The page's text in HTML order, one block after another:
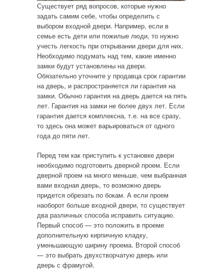
Существует ряд вопросов, которые нужно
задать самим себе, чтобы определить с
выбором входной двери. Например, если в
семье есть дети или пожилые люди, то нужно
учесть легкость при открывании двери для них.
Необходимо подумать над тем, какие именно
замки будут установлены на двери.
Обязательно уточните у продавца срок гарантии
на дверь, и распространяется ли гарантия на
замки. Обычно гарантия на дверь дается на пять
лет. Гарантия на замки не более двух лет. Если
гарантия дается комплексна, т.е. на все сразу,
то здесь она может варьироваться от одного
года до пяти лет.
Перед тем как приступить к установке двери
необходимо подготовить дверной проем. Если
дверной проем на много меньше, чем выбранная
вами входная дверь, то возможно дверь
придется обрезать по бокам. А если проем
наоборот больше входной двери, то существует
два различных способа исправить ситуацию.
Первый способ — это положить в проеме
дополнительную кирпичную кладку,
уменьшающую ширину проема. Второй способ
— это выбрать двухстворчатую дверь или
дверь с фрамугой.